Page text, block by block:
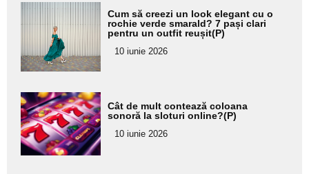
Adaugă
aici textul
pentru
subtitlu
Cum să creezi un look elegant cu o
rochie verde smarald? 7 pași clari
pentru un outfit reușit(P)
10 iunie 2026
Adaugă
aici textul
pentru
subtitlu
Cât de mult contează coloana
sonoră la sloturi online?(P)
10 iunie 2026